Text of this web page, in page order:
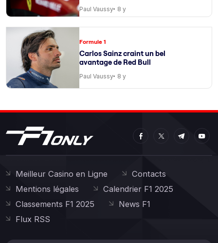
Paul Vaussy 8 y
Formule 1
Carlos Sainz craint un bel
avantage de Red Bull
Paul Vaussy 8 y
Meilleur Casino en Ligne
Contacts
Mentions légales
Calendrier F1 2025
Classements F1 2025
News F1
Flux RSS